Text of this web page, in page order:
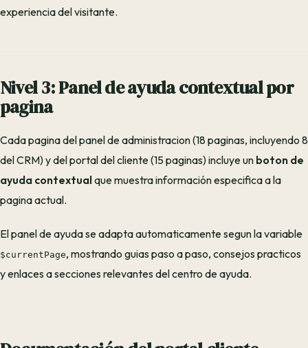
experiencia del visitante.
Nivel 3: Panel de ayuda contextual por
pagina
Cada pagina del panel de administracion (18 paginas, incluyendo 8
del CRM) y del portal del cliente (15 paginas) incluye un boton de
ayuda contextualque muestra información especifica a la
pagina actual.
El panel de ayuda se adapta automaticamente segun la variable
$currentPage, mostrando guias paso a paso, consejos practicos
y enlaces a secciones relevantes del centro de ayuda.